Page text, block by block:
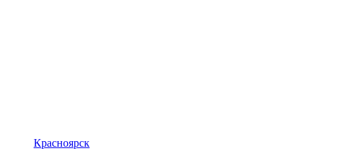
Красноярск